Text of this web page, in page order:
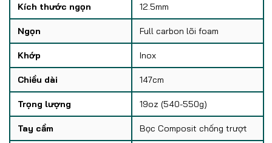
Kích thước ngọn 12.5mm
Ngọn Full carbon lõi foam
Khớp Inox
Chiều dài 147cm
Trọng lượng 19oz (540-550g)
Tay cầm Bọc Composit chống trượt